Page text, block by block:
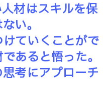
材はスキルを保
い。
ていくことがで
あると悟った。
考にアプローチ